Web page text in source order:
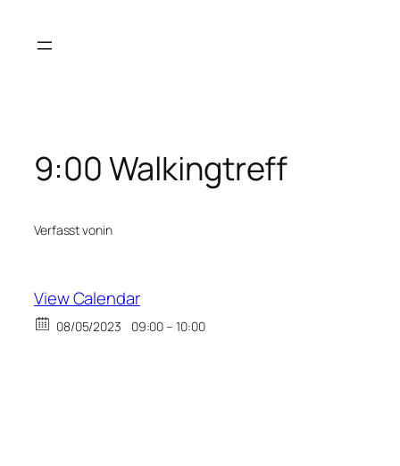
Inhalt
9:00 Walkingtreff
Verfasst vonin
View Calendar
08/05/2023 09:00 – 10:00